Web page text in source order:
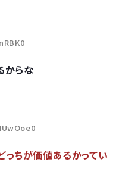
からな
ちが価値あるかってい